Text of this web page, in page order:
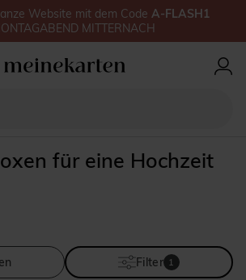
für eine Hochzeit
Filter 1
Website mit dem Code A-FLASH1
MITTERNACH